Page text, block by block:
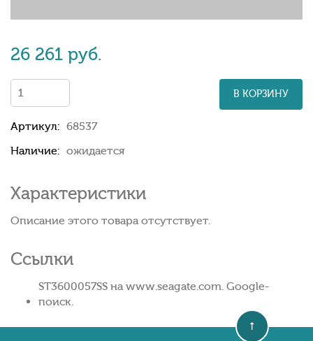
26 261 руб.
В КОРЗИНУ
Артикул: 68537
Наличие: ожидается
Характеристики
Описание этого товара отсутствует.
Ссылки
ST3600057SS на www.seagate.com. Google-
поиск.